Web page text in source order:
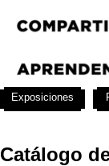
Catálogo
Exposiciones